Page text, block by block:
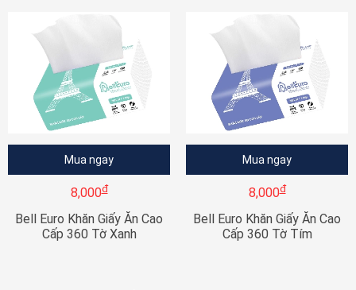
Mua ngay
8,000đ
Bell Euro Khăn Giấy Ăn Cao
Cấp 360 Tờ Xanh
Mua ngay
8,000đ
Bell Euro Khăn Giấy Ăn Cao
Cấp 360 Tờ Tím